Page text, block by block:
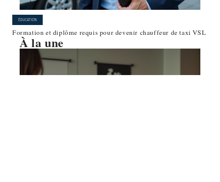
ÉDUCATION
Formation et diplôme requis pour devenir chauffeur de taxi VSL
À la une